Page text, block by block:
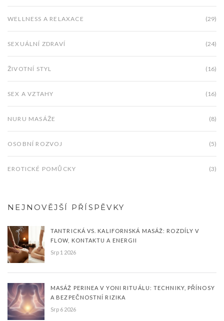
WELLNESS A RELAXACE (29)
SEXUÁLNÍ ZDRAVÍ (24)
ŽIVOTNÍ STYL (16)
SEX A VZTAHY (16)
NURU MASÁŽE (8)
OSOBNÍ ROZVOJ (5)
EROTICKÉ POMŮCKY (3)
NEJNOVĚJŠÍ PŘÍSPĚVKY
TANTRICKÁ VS. KALIFORNSKÁ MASÁŽ: ROZDÍLY V
FLOW, KONTAKTU A ENERGII
Srp 1 2026
MASÁŽ PERINEA V YONI RITUÁLU: TECHNIKY, PŘÍNOSY
A BEZPEČNOSTNÍ RIZIKA
Srp 6 2026